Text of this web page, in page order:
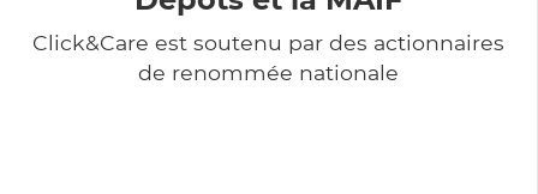
Click&Care est soutenu par des actionnaires
de renommée nationale